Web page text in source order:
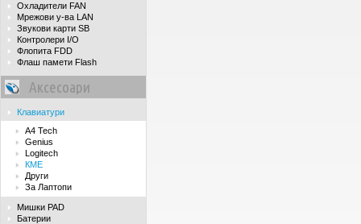
Охладители FAN
Мрежови у-ва LAN
Звукови карти SB
Контролери I/O
Флопита FDD
Флаш памети Flash
Аксесоари
Клавиатури
A4 Tech
Genius
Logitech
КМЕ
Други
За Лаптопи
Мишки PAD
Батерии